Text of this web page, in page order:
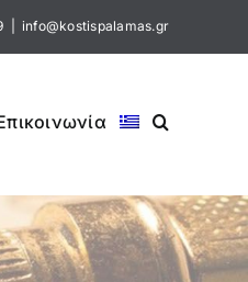
info@kostispalamas.gr